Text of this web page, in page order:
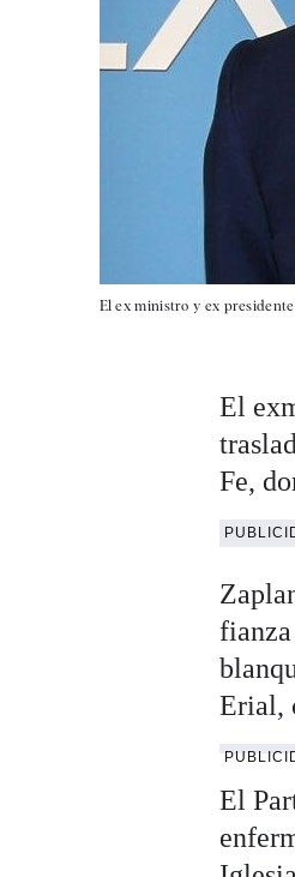
El ex ministro y ex
El
Fe,
Erial,
El